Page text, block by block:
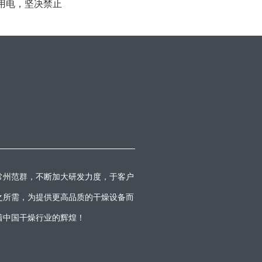
电，坚决禁止
范群，不断加大研发力度，于客户
需，为提供更高品质的干燥设备而
国干燥行业的辉煌！